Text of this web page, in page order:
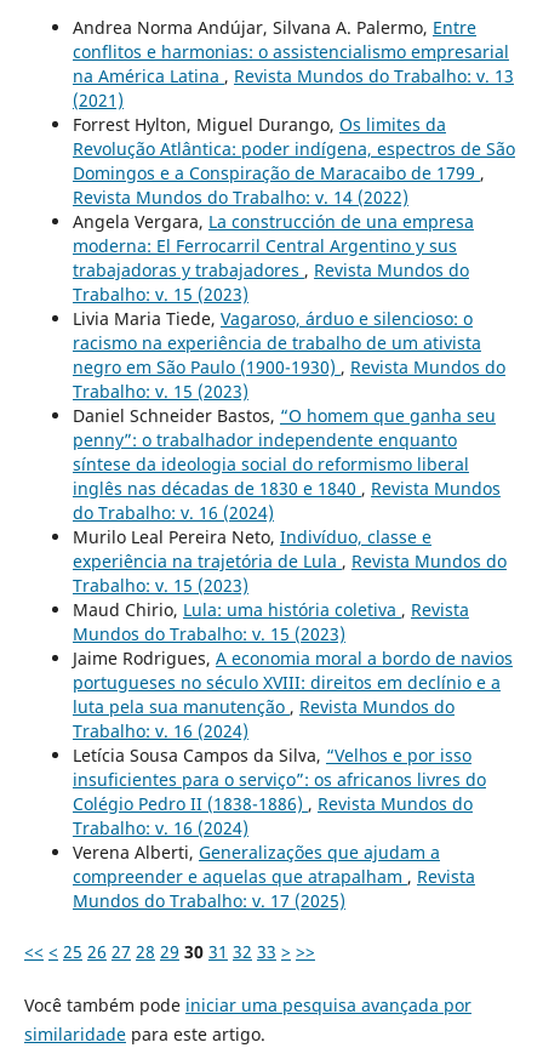
Andrea Norma Andújar, Silvana A. Palermo, Entre
conflitos e harmonias: o assistencialismo empresarial
na América Latina , Revista Mundos do Trabalho: v. 13
(2021)
Forrest Hylton, Miguel Durango, Os limites da
Revolução Atlântica: poder indígena, espectros de São
Domingos e a Conspiração de Maracaibo de 1799 ,
Revista Mundos do Trabalho: v. 14 (2022)
Angela Vergara, La construcción de una empresa
moderna: El Ferrocarril Central Argentino y sus
trabajadoras y trabajadores , Revista Mundos do
Trabalho: v. 15 (2023)
Livia Maria Tiede, Vagaroso, árduo e silencioso: o
racismo na experiência de trabalho de um ativista
negro em São Paulo (1900-1930) , Revista Mundos do
Trabalho: v. 15 (2023)
Daniel Schneider Bastos, “O homem que ganha seu
penny”: o trabalhador independente enquanto
síntese da ideologia social do reformismo liberal
inglês nas décadas de 1830 e 1840 , Revista Mundos
do Trabalho: v. 16 (2024)
Murilo Leal Pereira Neto, Indivíduo, classe e
experiência na trajetória de Lula , Revista Mundos do
Trabalho: v. 15 (2023)
Maud Chirio, Lula: uma história coletiva , Revista
Mundos do Trabalho: v. 15 (2023)
Jaime Rodrigues, A economia moral a bordo de navios
portugueses no século XVIII: direitos em declínio e a
luta pela sua manutenção , Revista Mundos do
Trabalho: v. 16 (2024)
Letícia Sousa Campos da Silva, “Velhos e por isso
insuficientes para o serviço”: os africanos livres do
Colégio Pedro II (1838-1886) , Revista Mundos do
Trabalho: v. 16 (2024)
Verena Alberti, Generalizações que ajudam a
compreender e aquelas que atrapalham , Revista
Mundos do Trabalho: v. 17 (2025)
<< < 25 26 27 28 29 30 31 32 33 > >>
Você também pode iniciar uma pesquisa avançada por
similaridadepara este artigo.